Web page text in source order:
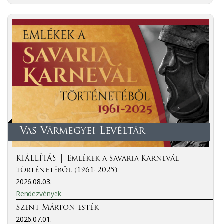
Vas Vármegyei Levéltár
KIÁLLÍTÁS │ Emlékek a Savaria Karnevál
történetéből (1961-2025)
2026.08.03.
Rendezvények
Szent Márton esték
2026.07.01.